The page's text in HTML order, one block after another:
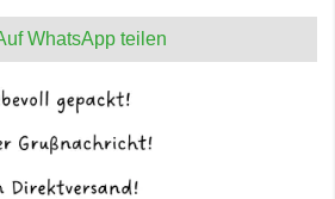
WhatsApp teilen